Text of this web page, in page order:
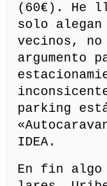
(60€). He
solo
vecinos,
argumento
parking
IDEA.
En fin algo